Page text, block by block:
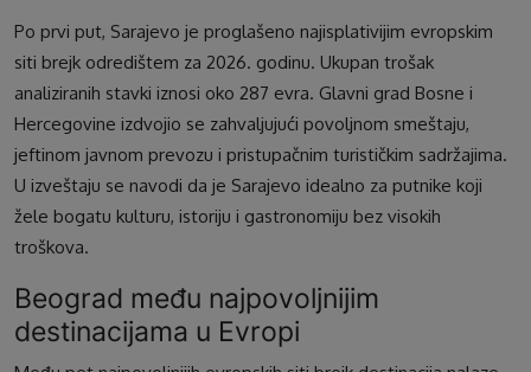
Po prvi put, Sarajevo je proglašeno najisplativijim evropskim
siti brejk odredištem za 2026. godinu. Ukupan trošak
analiziranih stavki iznosi oko 287 evra. Glavni grad Bosne i
Hercegovine izdvojio se zahvaljujući povoljnom smeštaju,
jeftinom javnom prevozu i pristupačnim turističkim sadržajima.
U izveštaju se navodi da je Sarajevo idealno za putnike koji
žele bogatu kulturu, istoriju i gastronomiju bez visokih
troškova.
Beograd među najpovoljnijim
destinacijama u Evropi